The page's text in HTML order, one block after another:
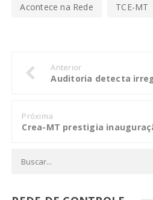
Acontece na Rede TCE-MT
Anterior
Próxima